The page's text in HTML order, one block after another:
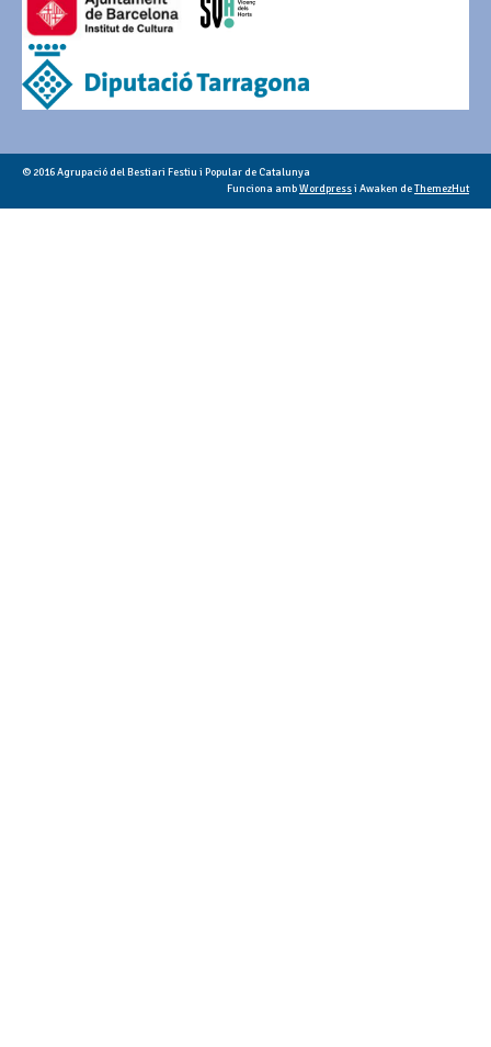
© 2016 Agrupació del Bestiari Festiu i Popular de Catalunya
Funciona ambWordpressi Awaken deThemezHut